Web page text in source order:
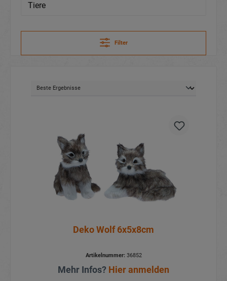
Tiere
Filter
Deko Wolf 6x5x8cm
Artikelnummer:36852
Mehr Infos? Hier anmelden